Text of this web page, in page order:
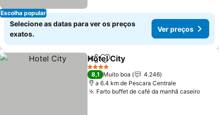
Escolha popular
Selecione as datas para ver os preços
exatos.
Ver preços
PartilharAdicionar aos favoritos
Hotel City
4 Estrelas
8,1 Muito boa
4.246
a 6.4 km de Pescara Centrale
Farto buffet de café da manhã caseiroVer